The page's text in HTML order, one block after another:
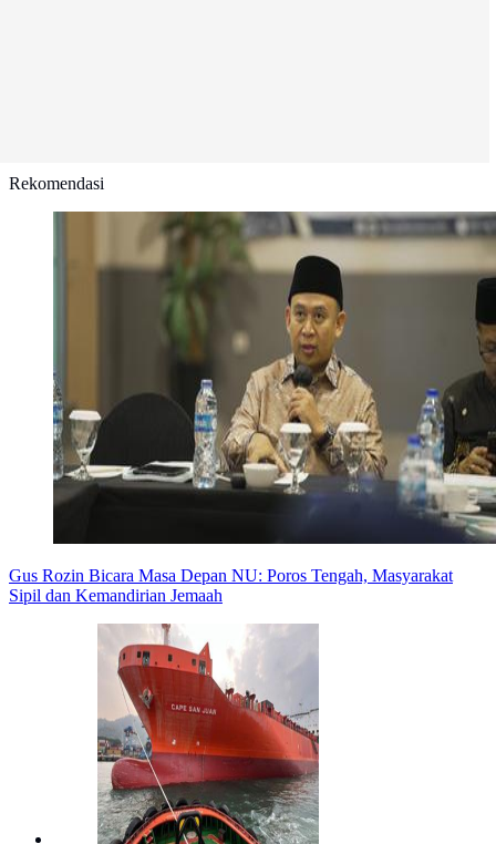
Rekomendasi
Gus Rozin Bicara Masa Depan NU: Poros Tengah, Masyarakat
Sipil dan Kemandirian Jemaah